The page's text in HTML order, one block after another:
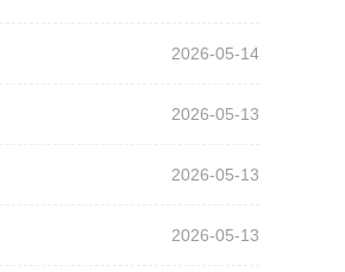
2026-05-14
2026-05-13
2026-05-13
2026-05-13